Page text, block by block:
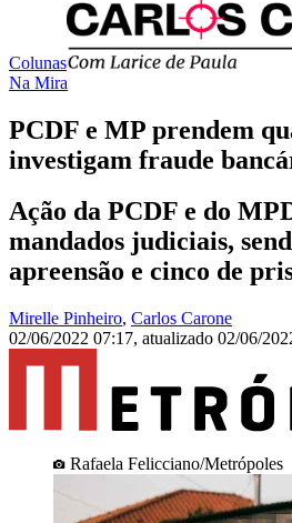
Colunas
Na Mira
PCDF e MP prendem
investigam fraude
Ação da PCDF e do
mandados judiciais,
apreensão e cinco de
Mirelle Pinheiro, Carlos Carone
02/06/2022 07:17, atualizado 02/06/
Rafaela Felicciano/Metrópoles